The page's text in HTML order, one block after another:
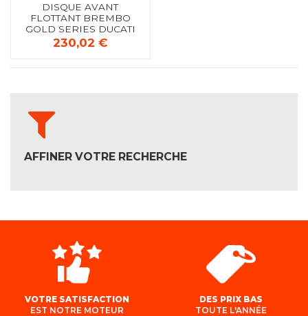
DISQUE AVANT
FLOTTANT BREMBO
GOLD SERIES DUCATI
1299 PANIGALE S 2015+
230,02 €
AFFINER VOTRE RECHERCHE
VOTRE SATISFACTION
EST NOTRE MOTEUR
DES PRIX BAS
TOUTE L'ANNÉE